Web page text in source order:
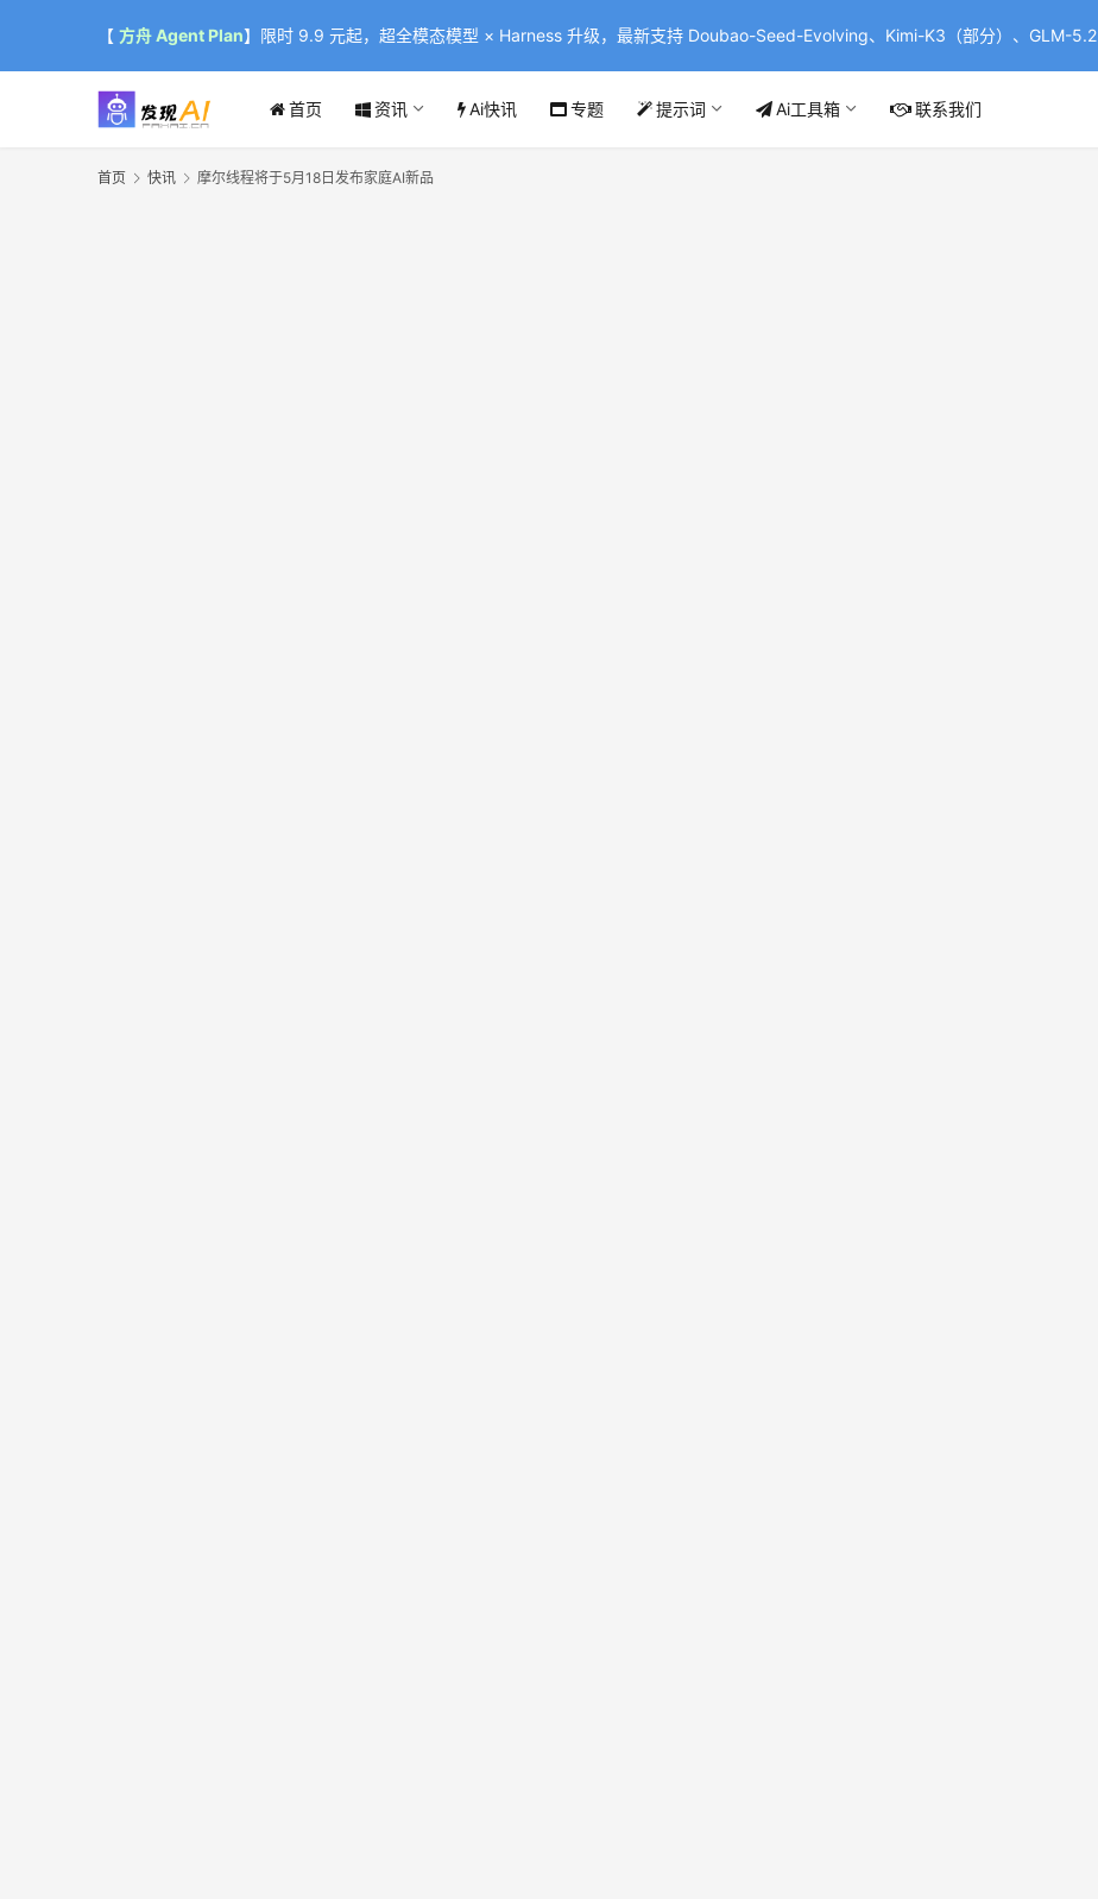
【 方舟 Agent Plan】限时 9.9 元起，超全模态模型 × Harness 升级，最新支持 Doubao-Seed-Evolving、Kimi-K3（部分）、GLM-5.2
首页 资讯 Ai快讯 专题 提示词 Ai工具箱 联系我们
首页 快讯 摩尔线程将于5月18日发布家庭AI新品